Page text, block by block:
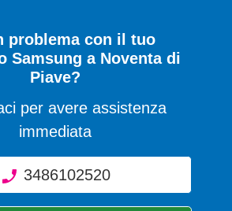
problema con il tuo
Samsung a Noventa di
Piave?
per avere assistenza
immediata
3486102520